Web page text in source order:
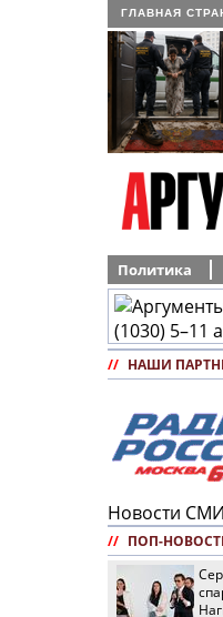
ГЛАВНАЯ
Политика
// НАШИ
Новости
// ПОП-